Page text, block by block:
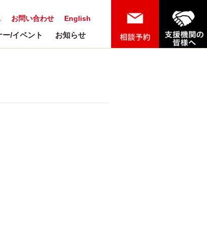
English
お問い合わせ
ー/イベント お知らせ